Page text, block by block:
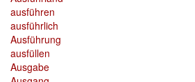
ausführen
ausführlich
Ausführung
ausfüllen
Ausgabe